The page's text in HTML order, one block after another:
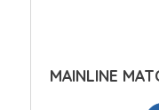
MAINLINE